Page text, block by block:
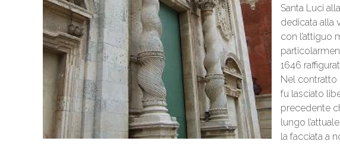
Santa Luci
dedicata alla
con l’attiguo
1646
Nel contratto
fu lasciato
precedente
lungo
la facciata a